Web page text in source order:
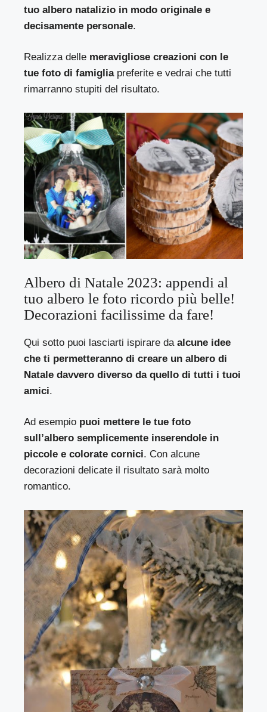
tuo albero natalizio in modo originale e
decisamente personale.
Realizza delle meravigliose creazioni con le
tue foto di famigliapreferite e vedrai che tutti
rimarranno stupiti del risultato.
Albero di Natale 2023: appendi al
tuo albero le foto ricordo più belle!
Decorazioni facilissime da fare!
Qui sotto puoi lasciarti ispirare daalcune idee
che ti permetteranno di creare un albero di
Natale davvero diverso da quello di tutti i tuoi
amici.
Ad esempio puoi mettere le tue foto
sull’albero semplicemente inserendole in
piccole e colorate cornici. Con alcune
decorazioni delicate il risultato sarà molto
romantico.